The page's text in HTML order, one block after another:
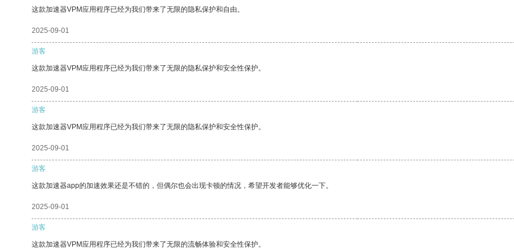
这款加速器VPM应用程序已经为我们带来了无限的隐私保护和自由。
2025-09-01
游客
这款加速器VPM应用程序已经为我们带来了无限的隐私保护和安全性保护。
2025-09-01
游客
这款加速器VPM应用程序已经为我们带来了无限的隐私保护和安全性保护。
2025-09-01
游客
这款加速器app的加速效果还是不错的，但偶尔也会出现卡顿的情况，希望开发者能够优化一下。
2025-09-01
游客
这款加速器VPM应用程序已经为我们带来了无限的流畅体验和安全性保护。